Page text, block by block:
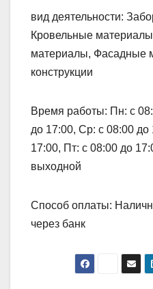
вид деятельности:
Кровельные
материалы, Фасадные
конструкции
Время работы: Пн: с
до 17:00, Ср: с 08:00 до
17:00, Пт: с 08:00 до
выходной
Способ оплаты:
через банк